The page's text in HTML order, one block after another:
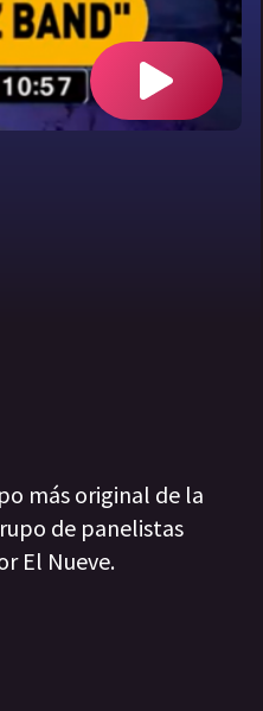
más original de la
de panelistas
El Nueve.